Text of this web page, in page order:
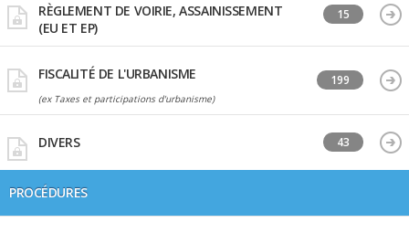
RÈGLEMENT DE VOIRIE, ASSAINISSEMENT
(EU ET EP)
15
FISCALITÉ DE L'URBANISME
(ex Taxes et participations d'urbanisme)
199
DIVERS 43
PROCÉDURES